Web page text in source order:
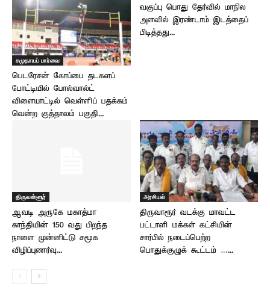
சமுதாயப் பார்வை
பெடரேசன் கோப்பை தடகளப்
போட்டியில் போல்வால்ட்
விளையாட்டில் வெள்ளிப் பதக்கம்
வென்ற குத்தாலம் பகுதி...
வகுப்பு பொது தேர்வில் மாநில
அளவில் இரண்டாம் இடத்தைப்
பிடித்தது...
திருவள்ளூர்
ஆவடி அருகே மகாத்மா
காந்தியின் 150 வது பிறந்த
நாளை முன்னிட்டு சமூக
விழிப்புணர்வு...
அரசியல்
திருவாரூர் வடக்கு மாவட்ட
பட்டாளி மக்கள் கட்சியின்
சார்பில் நடைப்பெற்ற
பொதுக்குழுக் கூட்டம் …...